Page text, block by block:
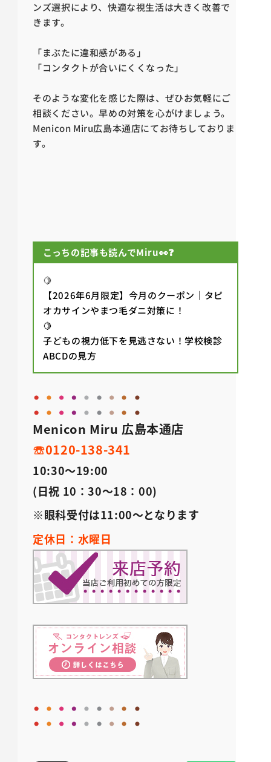
ンズ選択により、快適な視生活は大きく改善で
きます。
「まぶたに違和感がある」
「コンタクトが合いにくくなった」
そのような変化を感じた際は、ぜひお気軽にご
相談ください。早めの対策を心がけましょう。
Menicon Miru広島本通店にてお待ちしておりま
す。
こっちの記事も読んでMiru👀❓
🍋
【2026年6月限定】今月のクーポン｜タピ
オカサインやまつ毛ダニ対策に！
🍋
子どもの視力低下を見逃さない！学校検診
ABCDの見方
Menicon Miru 広島本通店
☏0120-138-341
10:30～19:00
(日祝 10：30～18：00)
※眼科受付は11:00～となります
定休日：水曜日